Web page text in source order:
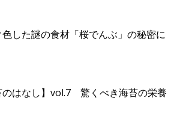
色した謎の食材「桜でんぶ」の秘密に
のはなし】vol.7 驚くべき海苔の栄養